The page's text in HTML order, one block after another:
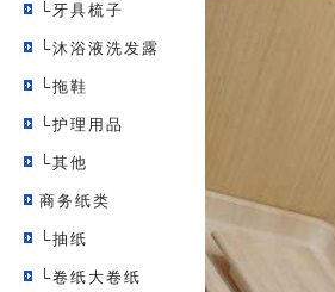
└牙具梳子
└沐浴液洗发露
└拖鞋
└护理用品
└其他
商务纸类
└抽纸
└卷纸大卷纸